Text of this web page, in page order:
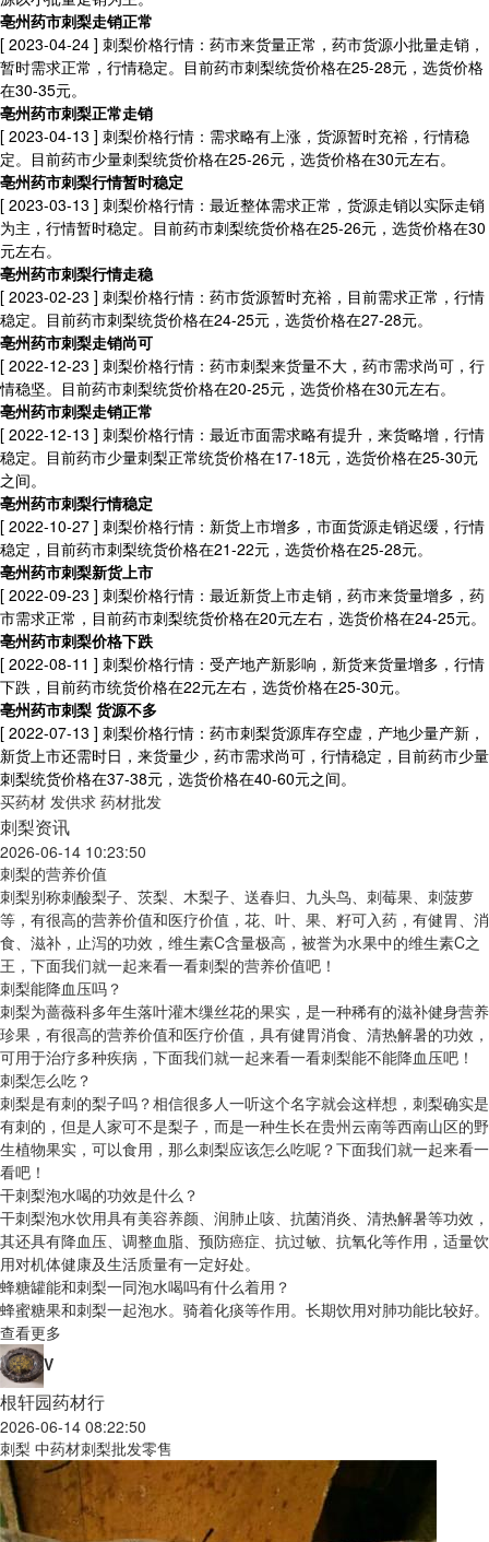
亳州药市刺梨走销正常
[ 2023-04-24 ] 刺梨价格行情：药市来货量正常，药市货源小批量走销，
暂时需求正常，行情稳定。目前药市刺梨统货价格在25-28元，选货价格
在30-35元。
亳州药市刺梨正常走销
[ 2023-04-13 ] 刺梨价格行情：需求略有上涨，货源暂时充裕，行情稳
定。目前药市少量刺梨统货价格在25-26元，选货价格在30元左右。
亳州药市刺梨行情暂时稳定
[ 2023-03-13 ] 刺梨价格行情：最近整体需求正常，货源走销以实际走销
为主，行情暂时稳定。目前药市刺梨统货价格在25-26元，选货价格在30
元左右。
亳州药市刺梨行情走稳
[ 2023-02-23 ] 刺梨价格行情：药市货源暂时充裕，目前需求正常，行情
稳定。目前药市刺梨统货价格在24-25元，选货价格在27-28元。
亳州药市刺梨走销尚可
[ 2022-12-23 ] 刺梨价格行情：药市刺梨来货量不大，药市需求尚可，行
情稳坚。目前药市刺梨统货价格在20-25元，选货价格在30元左右。
亳州药市刺梨走销正常
[ 2022-12-13 ] 刺梨价格行情：最近市面需求略有提升，来货略增，行情
稳定。目前药市少量刺梨正常统货价格在17-18元，选货价格在25-30元
之间。
亳州药市刺梨行情稳定
[ 2022-10-27 ] 刺梨价格行情：新货上市增多，市面货源走销迟缓，行情
稳定，目前药市刺梨统货价格在21-22元，选货价格在25-28元。
亳州药市刺梨新货上市
[ 2022-09-23 ] 刺梨价格行情：最近新货上市走销，药市来货量增多，药
市需求正常，目前药市刺梨统货价格在20元左右，选货价格在24-25元。
亳州药市刺梨价格下跌
[ 2022-08-11 ] 刺梨价格行情：受产地产新影响，新货来货量增多，行情
下跌，目前药市统货价格在22元左右，选货价格在25-30元。
亳州药市刺梨 货源不多
[ 2022-07-13 ] 刺梨价格行情：药市刺梨货源库存空虚，产地少量产新，
新货上市还需时日，来货量少，药市需求尚可，行情稳定，目前药市少量
刺梨统货价格在37-38元，选货价格在40-60元之间。
买药材 发供求 药材批发
刺梨资讯
2026-06-14 10:23:50
刺梨的营养价值
刺梨别称刺酸梨子、茨梨、木梨子、送春归、九头鸟、刺莓果、刺菠萝
等，有很高的营养价值和医疗价值，花、叶、果、籽可入药，有健胃、消
食、滋补，止泻的功效，维生素C含量极高，被誉为水果中的维生素C之
王，下面我们就一起来看一看刺梨的营养价值吧！
刺梨能降血压吗？
刺梨为蔷薇科多年生落叶灌木缫丝花的果实，是一种稀有的滋补健身营养
珍果，有很高的营养价值和医疗价值，具有健胃消食、清热解暑的功效，
可用于治疗多种疾病，下面我们就一起来看一看刺梨能不能降血压吧！
刺梨怎么吃？
刺梨是有刺的梨子吗？相信很多人一听这个名字就会这样想，刺梨确实是
有刺的，但是人家可不是梨子，而是一种生长在贵州云南等西南山区的野
生植物果实，可以食用，那么刺梨应该怎么吃呢？下面我们就一起来看一
看吧！
干刺梨泡水喝的功效是什么？
干刺梨泡水饮用具有美容养颜、润肺止咳、抗菌消炎、清热解暑等功效，
其还具有降血压、调整血脂、预防癌症、抗过敏、抗氧化等作用，适量饮
用对机体健康及生活质量有一定好处。
蜂糖罐能和刺梨一同泡水喝吗有什么着用？
蜂蜜糖果和刺梨一起泡水。骑着化痰等作用。长期饮用对肺功能比较好。
查看更多
V
根轩园药材行
2026-06-14 08:22:50
刺梨 中药材刺梨批发零售